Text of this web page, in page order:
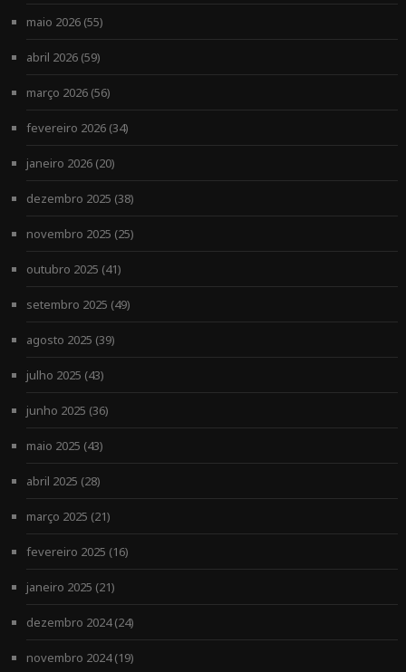
maio 2026(55)
abril 2026(59)
março 2026(56)
fevereiro 2026(34)
janeiro 2026(20)
dezembro 2025 (38)
novembro 2025 (25)
outubro 2025 (41)
setembro 2025 (49)
agosto 2025 (39)
julho 2025 (43)
junho 2025 (36)
maio 2025 (43)
abril 2025 (28)
março 2025 (21)
fevereiro 2025 (16)
janeiro 2025 (21)
dezembro 2024(24)
novembro 2024(19)